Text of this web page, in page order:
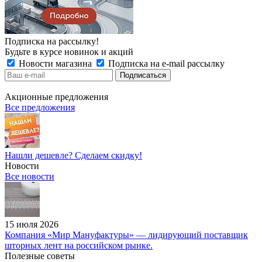
Подписка на рассылку!
Будьте в курсе новинок и акций
Новости магазина
Подписка на e-mail рассылку
Акционные предложения
Все предложения
Нашли дешевле? Сделаем скидку!
Новости
Все новости
15 июля 2026
Компания «Мир Мануфактуры» — лидирующий поставщик
шторных лент на российском рынке.
Полезные советы